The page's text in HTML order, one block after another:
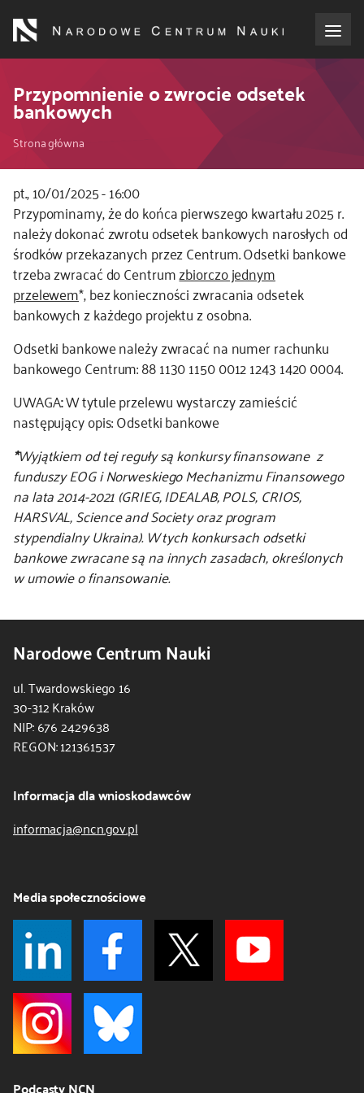
treści
dla wnioskodawców
dla realizujących projekty
dla ekspertów
efekty NCN
współpraca międzynarodowa
nagroda NCN
kontakt
Przypomnienie o zwrocie odsetek
bankowych
Ścieżka
nawigacyjna
Strona główna
pt., 10/01/2025 - 16:00
Kod
CSS
i
JS
Przypominamy, że do końca pierwszego kwartału 2025 r.
należy dokonać zwrotu odsetek bankowych narosłych od
środków przekazanych przez Centrum. Odsetki bankowe
trzeba zwracać do Centrumzbiorczo jednym
przelewem*, bez konieczności zwracania odsetek
bankowych z każdego projektu z osobna.
Odsetki bankowe należy zwracać na numer rachunku
bankowego Centrum: 88 1130 1150 0012 1243 1420 0004.
UWAGA:W tytule przelewu wystarczy zamieścić
następujący opis: Odsetki bankowe
*Wyjątkiem od tej reguły są konkursy finansowane z
funduszy EOG i Norweskiego Mechanizmu Finansowego
na lata 2014-2021 (GRIEG, IDEALAB, POLS, CRIOS,
HARSVAL, Science and Society oraz program
stypendialny Ukraina). W tych konkursach odsetki
bankowe zwracane są na innych zasadach, określonych
w umowie o finansowanie.
Narodowe Centrum Nauki
ul. Twardowskiego 16
30-312 Kraków
NIP: 676 2429638
REGON: 121361537
Informacja dla wnioskodawców
informacja@ncn.gov.pl
Media społecznościowe